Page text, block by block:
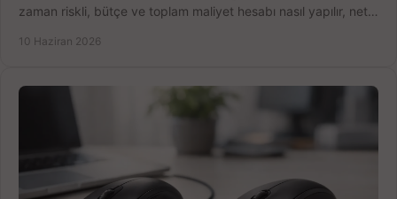
zaman riskli, bütçe ve toplam maliyet hesabı nasıl yapılır, net
10 Haziran 2026